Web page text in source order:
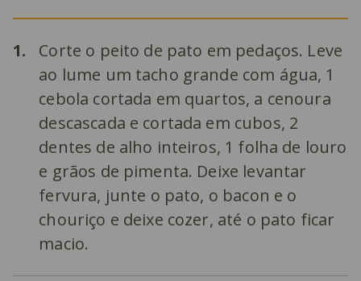
1.
Corte o peito de pato em pedaços. Leve
ao lume um tacho grande com água, 1
cebola cortada em quartos, a cenoura
descascada e cortada em cubos, 2
dentes de alho inteiros, 1 folha de louro
e grãos de pimenta. Deixe levantar
fervura, junte o pato, o bacon e o
chouriço e deixe cozer, até o pato ficar
macio.